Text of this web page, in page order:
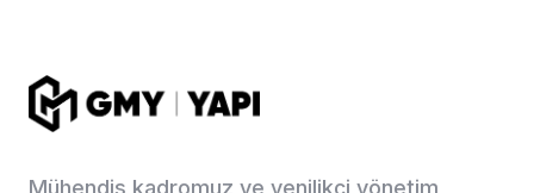
Mühendis kadromuz ve yenilikçi yönetim